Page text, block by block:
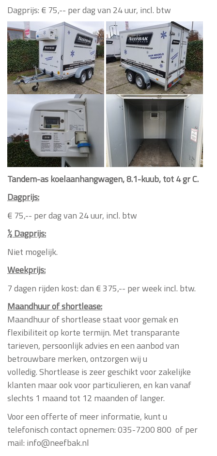
Dagprijs: € 75,-- per dag van 24 uur, incl. btw
Tandem-as koelaanhangwagen, 8.1-kuub, tot 4 gr C.
Dagprijs:
€ 75,-- per dag van 24 uur, incl. btw
½ Dagprijs:
Niet mogelijk.
Weekprijs:
7 dagen rijden kost: dan € 375,-- per week incl. btw.
Maandhuur of shortlease:
Maandhuur of shortleasestaat voor gemak en
flexibiliteit op korte termijn. Met transparante
tarieven, persoonlijk advies en een aanbod van
betrouwbare merken, ontzorgen wij u
volledig. Shortlease is zeer geschikt voor zakelijke
klanten maar ook voor particulieren, en kan vanaf
slechts 1 maand tot 12 maanden of langer.
Voor een offerte of meer informatie, kunt u
telefonisch contact opnemen: 035-7200 800 of per
mail: info@neefbak.nl